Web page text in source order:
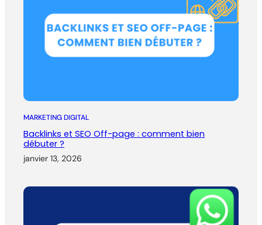
MARKETING DIGITAL
Backlinks et SEO Off-page : comment bien
débuter ?
janvier 13, 2026